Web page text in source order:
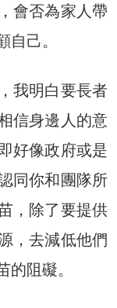
會否為家人帶
己。
我明白要長者
信身邊人的意
好像政府或是
同你和團隊所
，除了要提供
，去減低他們
阻礙。